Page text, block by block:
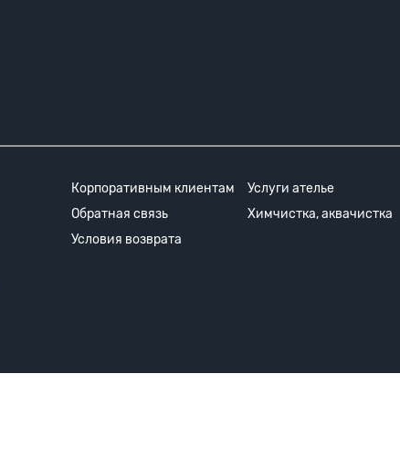
Корпоративным клиентам
Услуги ателье
Обратная связь
Химчистка, аквачистка
Условия возврата